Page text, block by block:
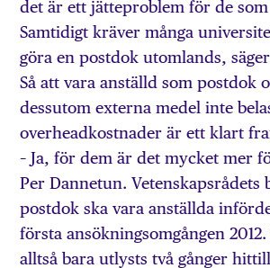
det är ett jätteproblem för de
Samtidigt kräver många
göra en postdok utomlands,
Så att vara anställd som postdok
dessutom externa medel inte
overheadkostnader är ett klart
– Ja, för dem är det mycket mer
Per Dannetun. Vetenskapsrådets
postdok ska vara anställda
första ansökningsomgången
alltså bara utlysts två gånger